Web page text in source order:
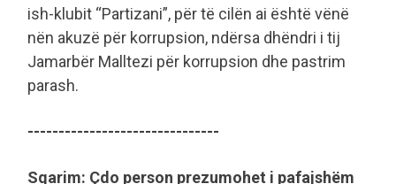
ish-klubit “Partizani”, për të cilën ai është vënë
nën akuzë për korrupsion, ndërsa dhëndri i tij
Jamarbër Malltezi për korrupsion dhe pastrim
parash.
-------------------------------
Sqarim: Çdo person prezumohet i pafajshëm